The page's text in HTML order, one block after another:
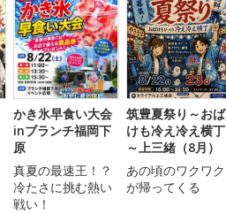
かき氷早食い大会
inブランチ福岡下
原
真夏の最速王！？
冷たさに挑む熱い
戦い！
筑豊夏祭り～おば
けも冷え冷え横丁
～上三緒（8月）
あの頃のワクワク
が帰ってくる